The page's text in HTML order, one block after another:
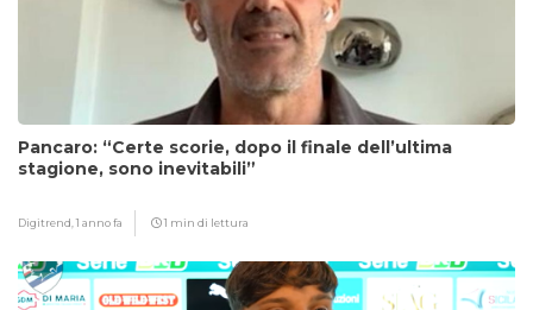
Pancaro: “Certe scorie, dopo il finale dell’ultima
stagione, sono inevitabili”
Digitrend,1 anno fa 1 min di lettura